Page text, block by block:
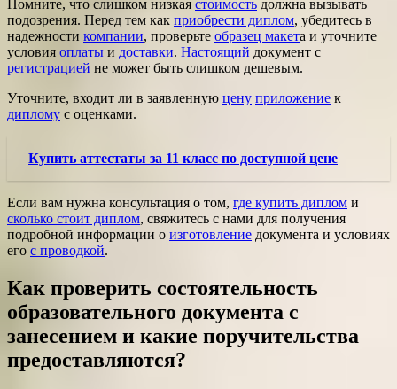
Помните, что слишком низкая стоимость должна вызывать
подозрения. Перед тем как приобрести диплом, убедитесь в
надежности компании, проверьте образец макета и уточните
условия оплаты и доставки. Настоящий документ с
регистрацией не может быть слишком дешевым.
Уточните, входит ли в заявленную цену приложение к
диплому с оценками.
Купить аттестаты за 11 класс по доступной цене
Если вам нужна консультация о том, где купить диплом и
сколько стоит диплом, свяжитесь с нами для получения
подробной информации о изготовление документа и условиях
его с проводкой.
Как проверить состоятельность
образовательного документа с
занесением и какие поручительства
предоставляются?